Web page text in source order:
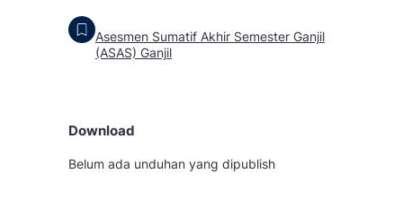
Asesmen Sumatif Akhir Semester Ganjil
(ASAS) Ganjil
Download
Belum ada unduhan yang dipublish